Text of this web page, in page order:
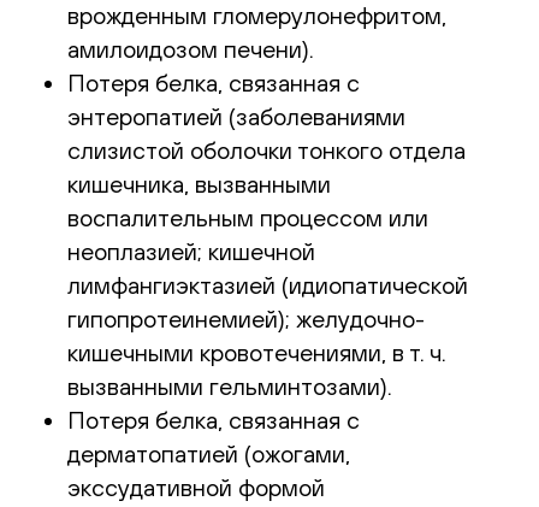
врожденным гломерулонефритом,
амилоидозом печени).
Потеря белка, связанная с
энтеропатией (заболеваниями
слизистой оболочки тонкого отдела
кишечника, вызванными
воспалительным процессом или
неоплазией; кишечной
лимфангиэктазией (идиопатической
гипопротеинемией); желудочно-
кишечными кровотечениями, в т. ч.
вызванными гельминтозами).
Потеря белка, связанная с
дерматопатией (ожогами,
экссудативной формой